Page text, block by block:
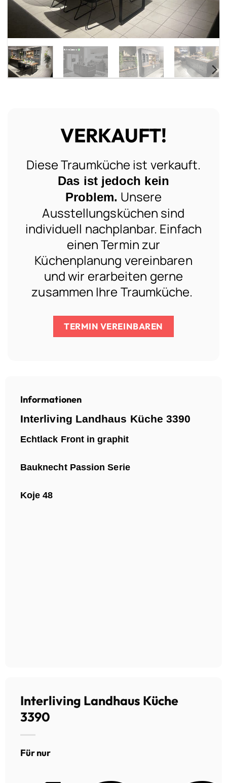
VERKAUFT!
Diese Traumküche ist verkauft.
Das ist jedoch kein
Problem. Unsere
Ausstellungsküchen sind
individuell nachplanbar. Einfach
einen Termin zur
Küchenplanung vereinbaren
und wir erarbeiten gerne
zusammen Ihre Traumküche.
TERMIN VEREINBAREN
Informationen
Interliving Landhaus Küche 3390
Echtlack Front in graphit
Bauknecht Passion Serie
Koje 48
Interliving Landhaus Küche
3390
Für nur